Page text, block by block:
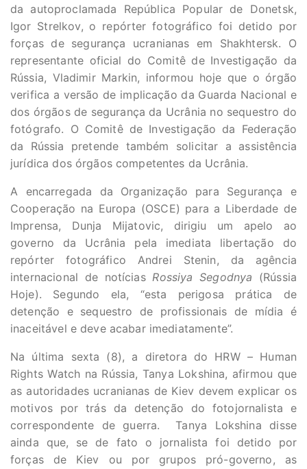
da autoproclamada República Popular de Donetsk,
Igor Strelkov, o repórter fotográfico foi detido por
forças de segurança ucranianas em Shakhtersk. O
representante oficial do Comitê de Investigação da
Rússia, Vladimir Markin, informou hoje que o órgão
verifica a versão de implicação da Guarda Nacional e
dos órgãos de segurança da Ucrânia no sequestro do
fotógrafo. O Comitê de Investigação da Federação
da Rússia pretende também solicitar a assistência
jurídica dos órgãos competentes da Ucrânia.
A encarregada da Organização para Segurança e
Cooperação na Europa (OSCE) para a Liberdade de
Imprensa, Dunja Mijatovic, dirigiu um apelo ao
governo da Ucrânia pela imediata libertação do
repórter fotográfico Andrei Stenin, da agência
internacional de notíciasRossiya Segodnya (Rússia
Hoje). Segundo ela, “esta perigosa prática de
detenção e sequestro de profissionais de mídia é
inaceitável e deve acabar imediatamente”.
Na última sexta (8), a diretora do HRW – Human
Rights Watch na Rússia, Tanya Lokshina, afirmou que
as autoridades ucranianas de Kiev devem explicar os
motivos por trás da detenção do fotojornalista e
correspondente de guerra. Tanya Lokshina disse
ainda que, se de fato o jornalista foi detido por
forças de Kiev ou por grupos pró-governo, as